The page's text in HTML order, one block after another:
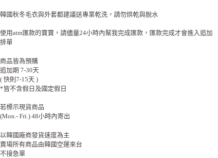
韓國秋冬毛衣與外套都建議送專業乾洗，請勿烘乾與脫水
使用atm匯款的寶寶，請儘量24小時內幫我完成匯款，匯款完成才會進入追加
排單
商品皆為預購
追加期 7-30天
( 快則7-15天 )
*皆不含假日及國定假日
若標示現貨商品
(Mon.- Fri.) 48小時內寄出
以韓國廠商發貨速度為主
賣場所有商品由韓國空運來台
不接急單